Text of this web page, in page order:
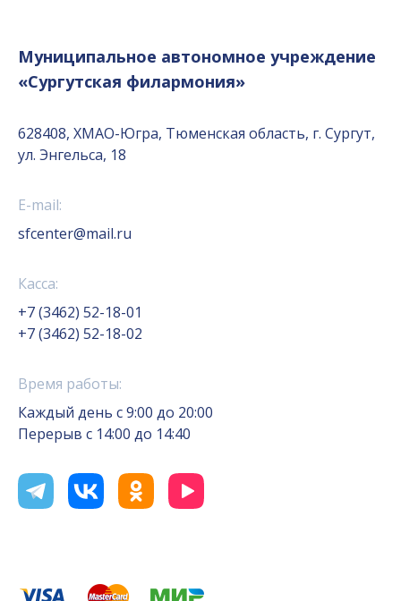
Муниципальное автономное учреждение
«Сургутская филармония»
628408, ХМАО-Югра, Тюменская область, г. Сургут,
ул. Энгельса, 18
E-mail:
sfcenter@mail.ru
Касса:
+7 (3462) 52-18-01
+7 (3462) 52-18-02
Время работы:
Каждый день с 9:00 до 20:00
Перерыв с 14:00 до 14:40